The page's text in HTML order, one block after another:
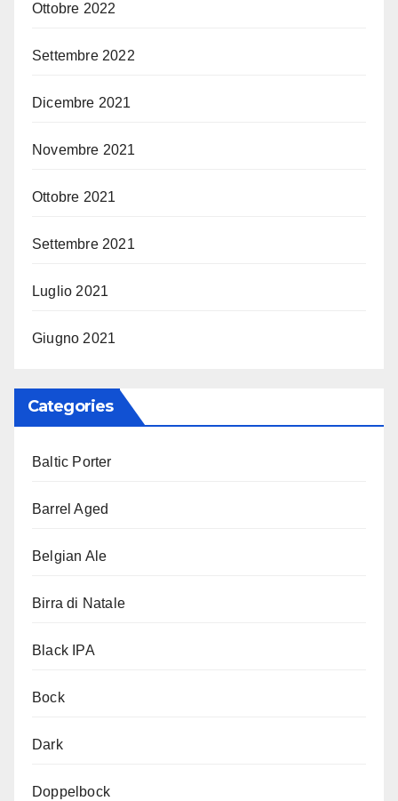
Ottobre 2022
Settembre 2022
Dicembre 2021
Novembre 2021
Ottobre 2021
Settembre 2021
Luglio 2021
Giugno 2021
Categories
Baltic Porter
Barrel Aged
Belgian Ale
Birra di Natale
Black IPA
Bock
Dark
Doppelbock